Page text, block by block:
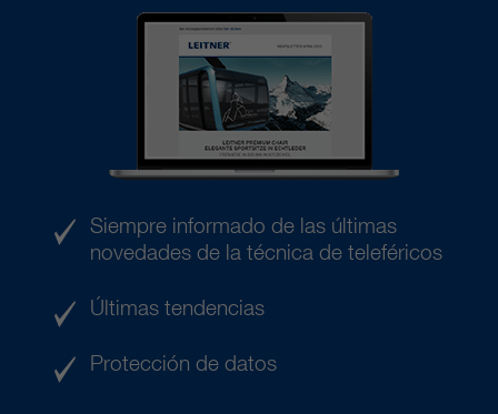
Siempre informado de las últimas
novedades de la técnica de teleféricos
Últimas tendencias
Protección de datos